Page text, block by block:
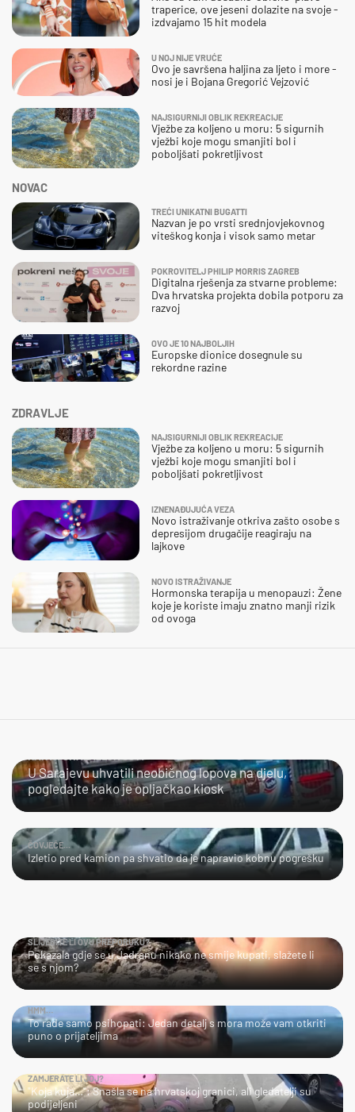
ZDRAVLJE
NAJSIGURNIJI OBLIK REKREACIJE
Vježbe za koljeno u moru: 5 sigurnih
vježbi koje mogu smanjiti bol i
poboljšati pokretljivost
IZNENAĐUJUĆA VEZA
Novo istraživanje otkriva zašto osobe s
depresijom drugačije reagiraju na
lajkove
NOVO ISTRAŽIVANJE
Hormonska terapija u menopauzi: Žene
koje je koriste imaju znatno manji rizik
od ovoga
NOVAC
TREĆI UNIKATNI BUGATTI
Nazvan je po vrsti srednjovjekovnog
viteškog konja i visok samo metar
POKROVITELJ PHILIP MORRIS ZAGREB
Digitalna rješenja za stvarne probleme:
Dva hrvatska projekta dobila potporu za
razvoj
OVO JE 10 NAJBOLJIH
Europske dionice dosegnule su
rekordne razine
traperice, ove jeseni dolazite na svoje -
izdvajamo 15 hit modela
U NOJ NIJE VRUĆE
Ovo je savršena haljina za ljeto i more -
nosi je i Bojana Gregorić Vejzović
NAJSIGURNIJI OBLIK REKREACIJE
Vježbe za koljeno u moru: 5 sigurnih
vježbi koje mogu smanjiti bol i
poboljšati pokretljivost
KAKVA SNALAŽLJIVOST!
U Sarajevu uhvatili neobičnog lopova na djelu,
pogledajte kako je opljačkao kiosk
ČOVJEČE...
Izletio pred kamion pa shvatio da je napravio kobnu pogrešku
SLIJEDITE LI OVU PREPORUKU?
Pokazala gdje se u Jadranu nikako ne smije kupati, slažete li
se s njom?
HMM…
To rade samo psihopati: Jedan detalj s mora može vam otkriti
puno o prijateljima
ZAMJERATE LI JOJ?
"Koja kuja…": Snašla se na hrvatskoj granici, ali gledatelji su
podijeljeni